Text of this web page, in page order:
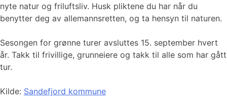
nyte natur og friluftsliv. Husk pliktene du har når du
benytter deg av allemannsretten, og ta hensyn til naturen.
Sesongen for grønne turer avsluttes 15. september hvert
år. Takk til frivillige, grunneiere og takk til alle som har gått
tur.
Kilde: Sandefjord kommune